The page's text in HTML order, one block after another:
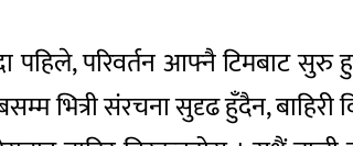
परिवर्तन आफ्नै टिमबाट सुरु
संरचना सुदृढ हुँदैन, बाहिरी